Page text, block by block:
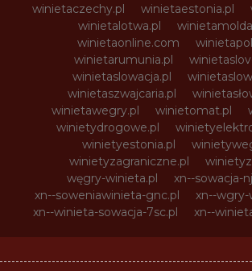
winietaczechy.pl
winietaestonia.pl
winietalotwa.pl
winietaonline.com
winietarumunia.pl
winietaslowacja.pl
winietaszwajcaria.pl
winietawegry.pl
winietomat.pl
winietydrogowe.pl
winietyestonia.pl
winietyzagraniczne.pl
węgry-winieta.pl
xn--sowacja-
xn--soweniawinieta-gnc.pl
xn--wgry-
xn--winieta-sowacja-7sc.pl
xn--